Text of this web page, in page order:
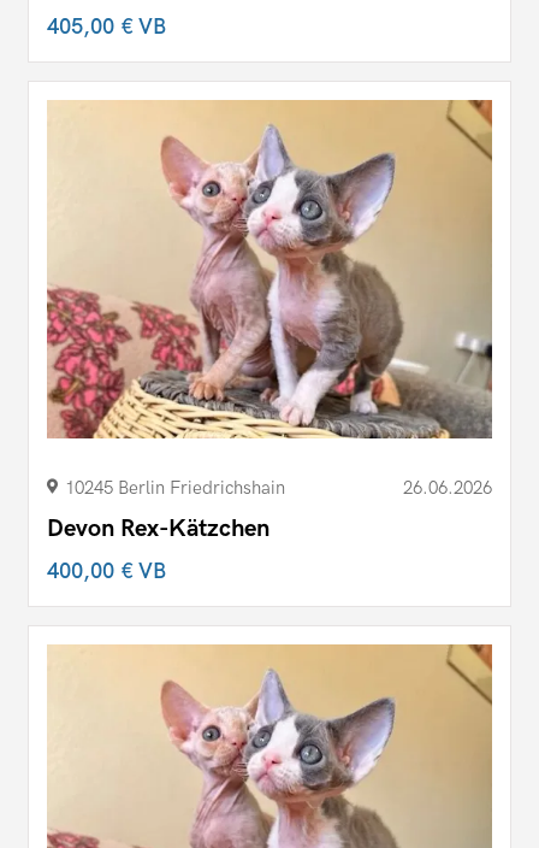
405,00 €VB
10245 Berlin Friedrichshain 26.06.2026
Devon Rex-Kätzchen
400,00 €VB